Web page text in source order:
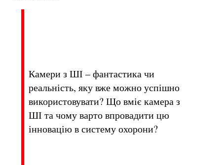
Камери з ШІ – фантастика чи
реальність, яку вже можно успішно
використовувати? Що вміє камера з
ШІ та чому варто впровадити цю
інновацію в систему охорони?